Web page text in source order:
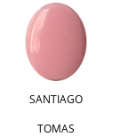
SANTIAGO
TOMAS